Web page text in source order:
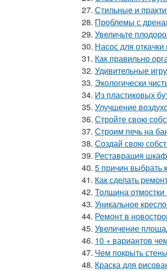
27. Стильные и
28. Проблемы с
29. Увеличьте
30. Насос для
31. Как правильно
32. Удивительные
33. Экологически
34. Из пластиковых
35. Улучшение
36. Стройте свою
37. Строим печь на
38. Создай свою
39. Реставрация
40. 5 причин выбрать
41. Как сделать
42. Толщина отмостки
43. Уникальное
44. Ремонт в
45. Увеличение
46. 10 + вариантов
47. Чем покрыть
48. Краска для